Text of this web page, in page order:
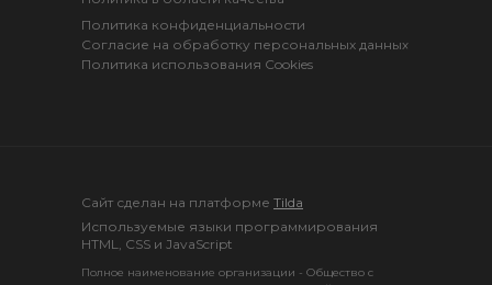
Полное наименование организации - Общество с
Cайт сделан на платформе Tilda
Используемые языки программирования
HTML, CSS и JavaScript
Политика конфиденциальности
Согласие на обработку персональных данных
Политика использования Cookies